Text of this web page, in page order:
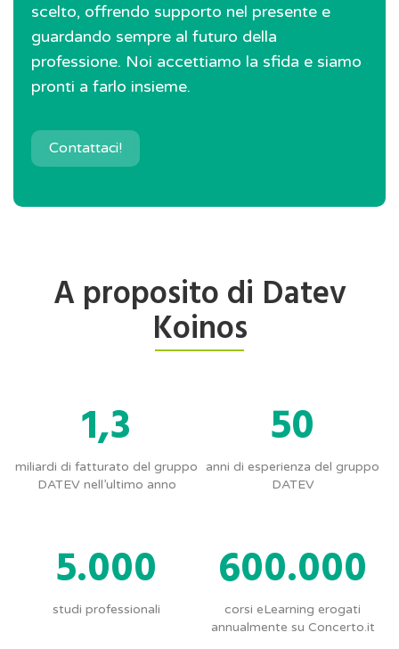
scelto, offrendo supporto nel presente e
guardando sempre al futuro della
professione. Noi accettiamo la sfida e siamo
pronti a farlo insieme.
Contattaci!
A proposito di Datev
Koinos
1,3
miliardi di fatturato del gruppo
DATEV nell’ultimo anno
50
anni di esperienza del gruppo
DATEV
5.000
studi professionali
600.000
corsi eLearning erogati
annualmente su Concerto.it